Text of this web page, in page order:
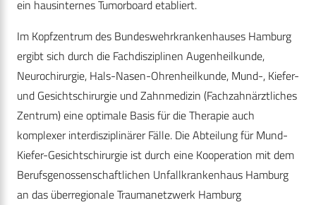
ein hausinternes Tumorboard etabliert.
Im Kopfzentrum des Bundeswehrkrankenhauses Hamburg
ergibt sich durch die Fachdisziplinen Augenheilkunde,
Neurochirurgie, Hals-Nasen-Ohrenheilkunde, Mund-, Kiefer-
und Gesichtschirurgie und Zahnmedizin (Fachzahnärztliches
Zentrum) eine optimale Basis für die Therapie auch
komplexer interdisziplinärer Fälle. Die Abteilung für Mund-
Kiefer-Gesichtschirurgie ist durch eine Kooperation mit dem
Berufsgenossenschaftlichen Unfallkrankenhaus Hamburg
an das überregionale Traumanetzwerk Hamburg